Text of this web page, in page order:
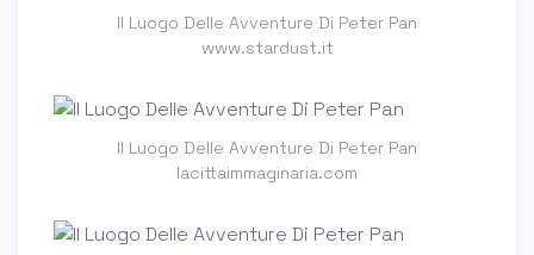
Il Luogo Delle Avventure Di Peter Pan
www.stardust.it
Il Luogo Delle Avventure Di Peter Pan
lacittaimmaginaria.com